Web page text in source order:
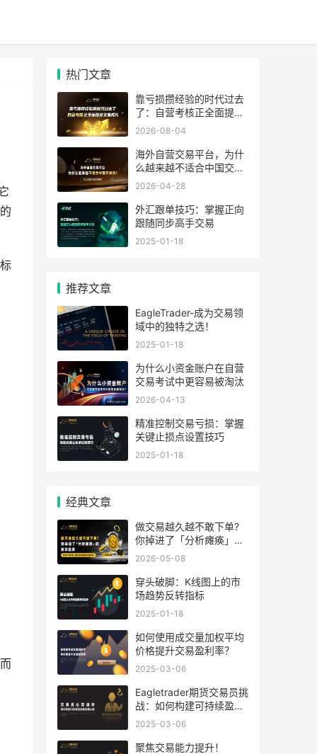
热门文章
靠亏损攒经验的时代过去
了：自营考核正全面提速
交易成长
2026-08-04
海外自营交易平台，为什
么越来越不适合中国交易
员?
2026-04-28
外汇跟单技巧：掌握正向
跟随同步高手交易
2025-01-18
推荐文章
EagleTrader-成为交易领
域中的独特之选！
2025-01-18
为什么小资金账户在自营
交易考试中更容易被淘汰
2026-04-13
精准控制交易亏损：掌握
关键止损点设置技巧
2025-01-18
经典文章
做交易越久越不敢下单?
你掉进了「分析瘫痪」的
致命陷阱
2026-05-08
穿头破脚：K线图上的市
场趋势反转指标
2025-01-18
如何使用成交量加权平均
价格提升交易盈利率？
2025-03-06
Eagletrader期货交易员挑
战：如何构建可持续盈利
的交易心理
2025-03-06
聚焦交易能力提升！